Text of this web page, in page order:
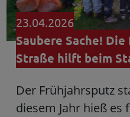
23.04.2026
Saubere Sache!
Straße hilft beim
Der Frühjahrsputz
diesem Jahr hieß es